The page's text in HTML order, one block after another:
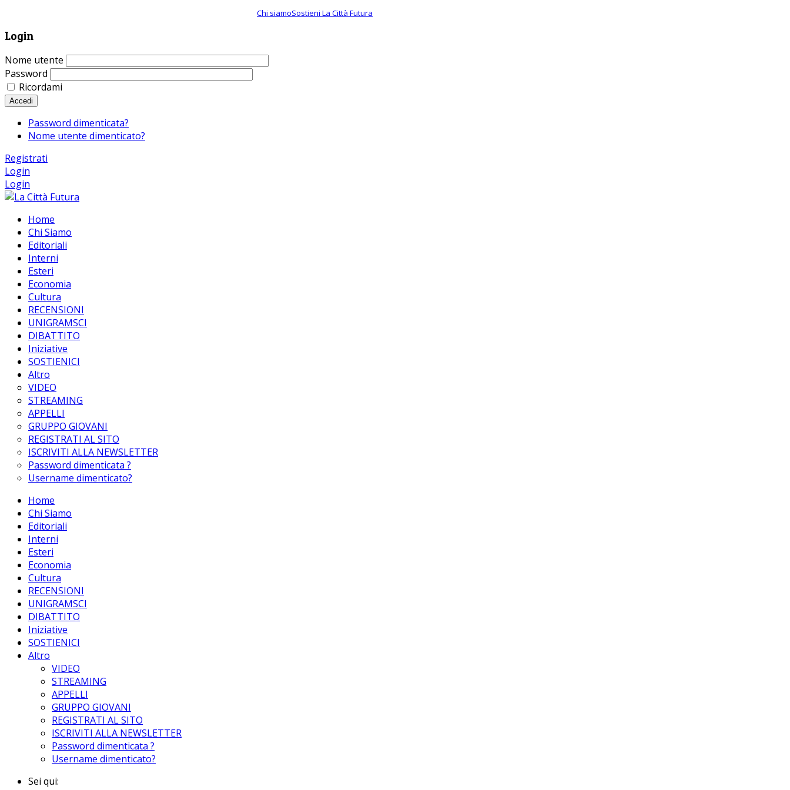
Chi siamoSostieni La Città Futura
Login
Nome utente
Password
Ricordami
Accedi
Password dimenticata?
Nome utente dimenticato?
Registrati
Login
Login
Home
Chi Siamo
Editoriali
Interni
Esteri
Economia
Cultura
RECENSIONI
UNIGRAMSCI
DIBATTITO
Iniziative
SOSTIENICI
Altro
VIDEO
STREAMING
APPELLI
GRUPPO GIOVANI
REGISTRATI AL SITO
ISCRIVITI ALLA NEWSLETTER
Password dimenticata ?
Username dimenticato?
Home
Chi Siamo
Editoriali
Interni
Esteri
Economia
Cultura
RECENSIONI
UNIGRAMSCI
DIBATTITO
Iniziative
SOSTIENICI
Altro
VIDEO
STREAMING
APPELLI
GRUPPO GIOVANI
REGISTRATI AL SITO
ISCRIVITI ALLA NEWSLETTER
Password dimenticata ?
Username dimenticato?
Sei qui: